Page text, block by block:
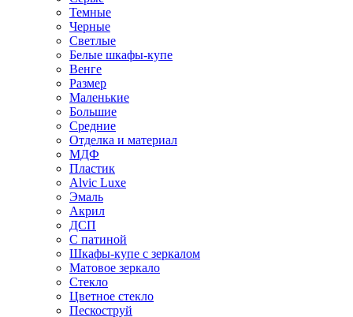
Темные
Черные
Светлые
Белые шкафы-купе
Венге
Размер
Маленькие
Большие
Средние
Отделка и материал
МДФ
Пластик
Alvic Luxe
Эмаль
Акрил
ДСП
С патиной
Шкафы-купе с зеркалом
Матовое зеркало
Стекло
Цветное стекло
Пескоструй